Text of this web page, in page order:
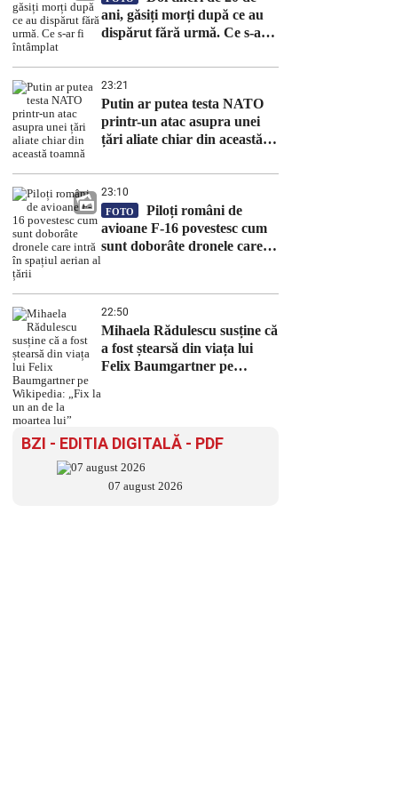
ani, găsiți morți după ce au
dispărut fără urmă. Ce s-ar fi
23:21
Putin ar putea testa NATO
printr-un atac asupra unei
țări aliate chiar din această
23:10
FOTO
Piloți români de
avioane F-16 povestesc cum
sunt doborâte dronele care
22:50
Mihaela Rădulescu susține că
a fost ștearsă din viața lui
Felix Baumgartner pe
BZI - EDITIA DIGITALĂ - PDF
07 august 2026